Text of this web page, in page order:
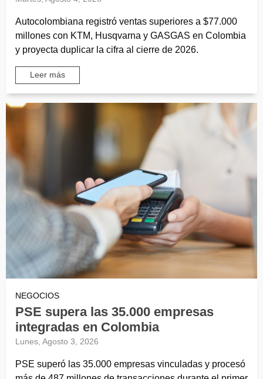
Autocolombiana registró ventas superiores a $77.000
millones con KTM, Husqvarna y GASGAS en Colombia
y proyecta duplicar la cifra al cierre de 2026.
Leer más
NEGOCIOS
PSE supera las 35.000 empresas
integradas en Colombia
Lunes, Agosto 3, 2026
PSE superó las 35.000 empresas vinculadas y procesó